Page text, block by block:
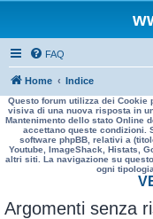
FAQ
Home Indice
Questo forum utilizza dei
visiva di una nuova risposta in
Mantenimento dello stato Online
accettano queste condizioni.
software phpBB, relativi a
Youtube, ImageShack, Histats,
altri siti. La navigazione su
ogni
Argomenti senza